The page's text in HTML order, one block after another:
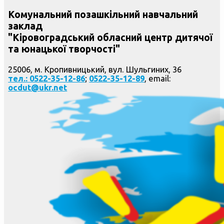
Комунальний позашкільний навчальний
заклад
"Кіровоградський обласний центр дитячої
та юнацької творчості"
25006, м. Кропивницький, вул. Шульгиних, 36
тел.: 0522-35-12-86; 0522-35-12-89, email:
ocdut@ukr.net